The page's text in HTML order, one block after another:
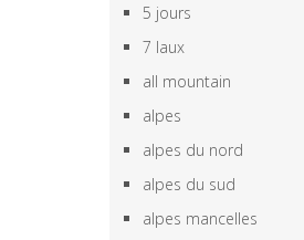
5 jours
7 laux
all mountain
alpes
alpes du nord
alpes du sud
alpes mancelles